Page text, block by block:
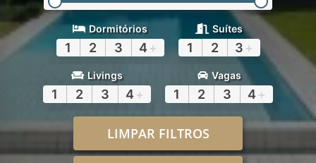
Dormitórios
1 2 3 4 +
Suítes
1 2 3 +
Livings
1 2 3 4 +
Vagas
1 2 3 4 +
LIMPAR FILTROS